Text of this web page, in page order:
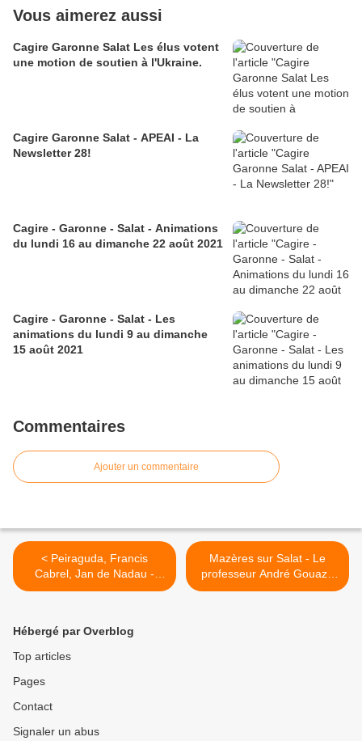
Vous aimerez aussi
Cagire Garonne Salat Les élus votent
une motion de soutien à l'Ukraine.
Cagire Garonne Salat - APEAI - La
Newsletter 28!
Cagire - Garonne - Salat - Animations
du lundi 16 au dimanche 22 août 2021
Cagire - Garonne - Salat - Les
animations du lundi 9 au dimanche
15 août 2021
Commentaires
Ajouter un commentaire
< Peiraguda, Francis
Cabrel, Jan de Nadau -
Mon dieu que j'en suis a
Mazères sur Salat - Le
professeur André Gouazé
n’est plus >
Hébergé par Overblog
Top articles
Pages
Contact
Signaler un abus